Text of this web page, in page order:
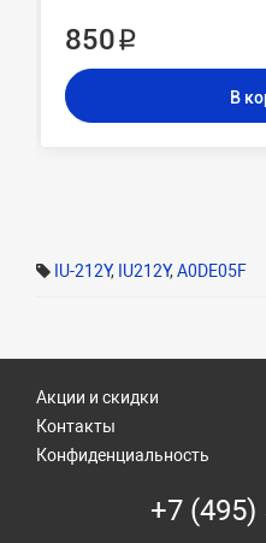
850 ₽
В
IU-212Y, IU212Y, A0DE05F
Акции и скидки
Контакты
Конфиденциальность
+7 (495)